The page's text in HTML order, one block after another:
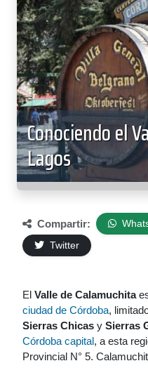
Conociendo el
Lagos
Compartir:
Twitter
El Valle de Calamuchita
ciudad de Córdoba,
Sierras Chicas y Sierras
Córdoba capital, a esta
Provincial N° 5.